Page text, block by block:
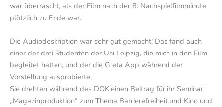
war überrascht, als der Film nach der 8. Nachspielfilmminute
plötzlich zu Ende war.
Die Audiodeskription war sehr gut gemacht! Das fand auch
einer der drei Studenten der Uni Leipzig, die mich in den Film
begleitet hatten, und der die Greta App während der
Vorstellung ausprobierte.
Sie drehten während des DOK einen Beitrag für ihr Seminar
„Magazinproduktion“ zum Thema Barrierefreiheit und Kino und